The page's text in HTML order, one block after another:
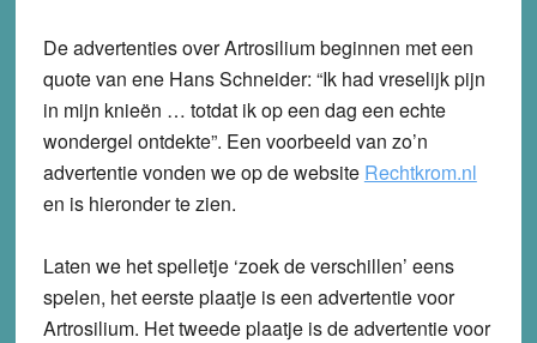
De advertenties over Artrosilium beginnen met een
quote van ene Hans Schneider: “Ik had vreselijk pijn
in mijn knieën … totdat ik op een dag een echte
wondergel ontdekte”. Een voorbeeld van zo’n
advertentie vonden we op de website Rechtkrom.nl
en is hieronder te zien.
Laten we het spelletje ‘zoek de verschillen’ eens
spelen, het eerste plaatje is een advertentie voor
Artrosilium. Het tweede plaatje is de advertentie voor